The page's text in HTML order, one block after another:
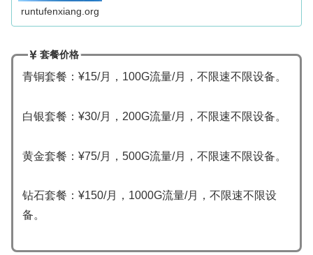
runtufenxiang.org
套餐价格
青铜套餐：¥15/月，100G流量/月，不限速不限设备。
白银套餐：¥30/月，200G流量/月，不限速不限设备。
黄金套餐：¥75/月，500G流量/月，不限速不限设备。
钻石套餐：¥150/月，1000G流量/月，不限速不限设
备。